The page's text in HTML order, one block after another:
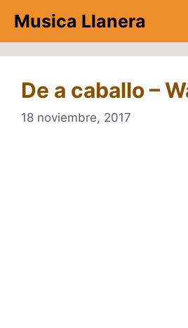
contenido
Musica Llanera
De a caballo –
18 noviembre, 2017